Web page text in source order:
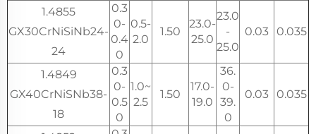
1.4855
GX30CrNiSiNb24-
24
0.3
0-
0.4
0
0.5-
2.0
1.50
23.0-
25.0
23.0
-
25.0
0.03 0.035
1.4849
GX40CrNiSNb38-
18
0.3
0-
0.5
0
1.0~
2.5
1.50
17.0-
19.0
36.
0-
39.
0
0.03 0.035